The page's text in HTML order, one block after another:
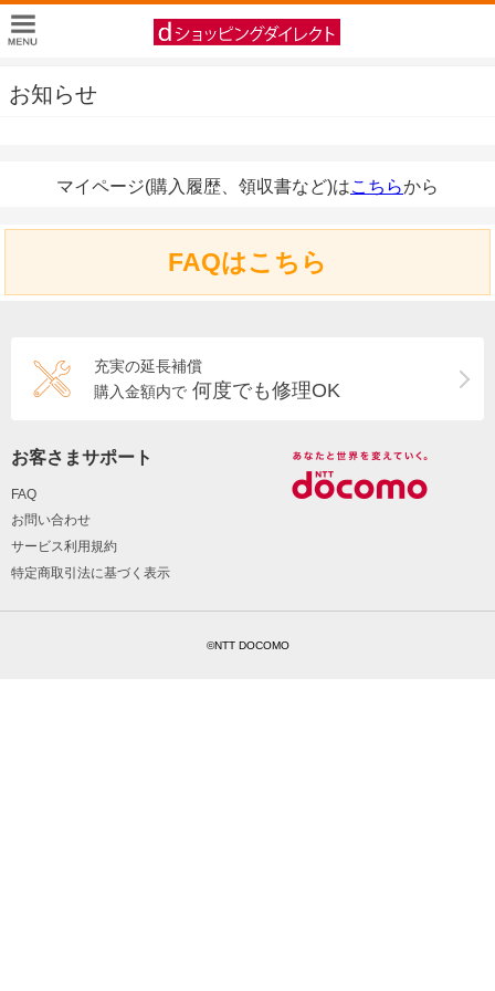
お知らせ
マイページ(購入履歴、領収書など)はこちらから
FAQはこちら
充実の延長補償
購入金額内で 何度でも修理OK
お客さまサポート
FAQ
お問い合わせ
サービス利用規約
特定商取引法に基づく表示
©NTT DOCOMO